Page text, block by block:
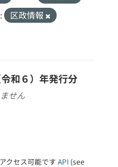
区政情報
和６）年発行分
せん
クセス可能です API (see